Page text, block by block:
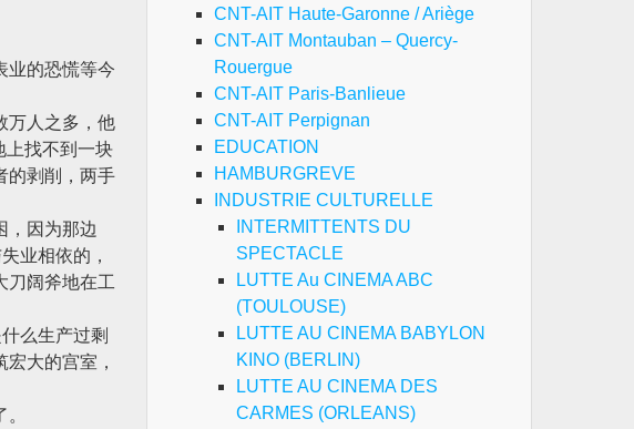
的恐慌等今
万人之多，他
上找不到一块
的剥削，两手
因为那边
业相依的，
刀阔斧地在工
么生产过剩
大的宫室，
CNT-AIT Haute-Garonne / Ariège
CNT-AIT Montauban – Quercy-
Rouergue
CNT-AIT Paris-Banlieue
CNT-AIT Perpignan
EDUCATION
HAMBURGREVE
INDUSTRIE CULTURELLE
INTERMITTENTS DU
SPECTACLE
LUTTE Au CINEMA ABC
(TOULOUSE)
LUTTE AU CINEMA BABYLON
KINO (BERLIN)
LUTTE AU CINEMA DES
CARMES (ORLEANS)